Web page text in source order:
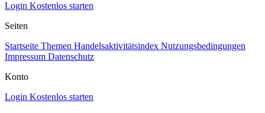
Login Kostenlos starten
Seiten
Startseite Themen Handelsaktivitätsindex Nutzungsbedingungen
Impressum Datenschutz
Konto
Login Kostenlos starten